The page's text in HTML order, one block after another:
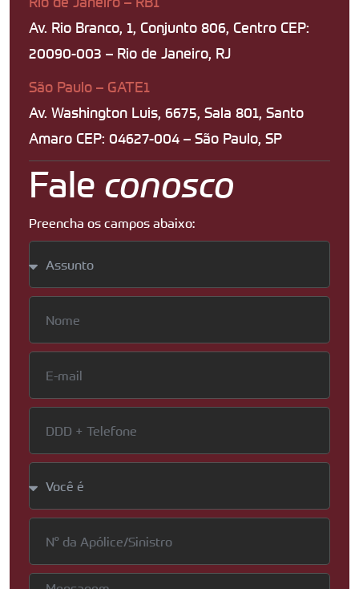
Av. Rio Branco, 1, Conjunto 806, Centro CEP:
20090-003 – Rio de Janeiro, RJ
São Paulo – GATE1
Av. Washington Luis, 6675, Sala 801, Santo
Amaro CEP: 04627-004 – São Paulo, SP
Fale conosco
Preencha os campos abaixo: